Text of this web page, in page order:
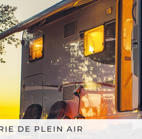
DE PLEIN AIR